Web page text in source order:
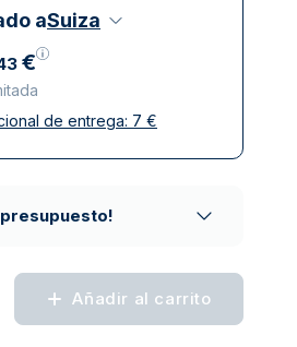
aSuiza
€
incluidos
de entrega: 7 €
Añadir al carrito